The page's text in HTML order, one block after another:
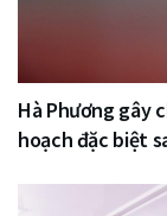
Hà Phương gây
hoạch đặc biệt